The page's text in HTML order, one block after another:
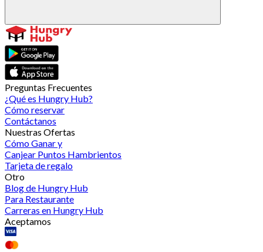
Preguntas Frecuentes
¿Qué es Hungry Hub?
Cómo reservar
Contáctanos
Nuestras Ofertas
Cómo Ganar y
Canjear Puntos Hambrientos
Tarjeta de regalo
Otro
Blog de Hungry Hub
Para Restaurante
Carreras en Hungry Hub
Aceptamos